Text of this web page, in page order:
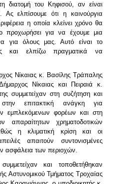
διατομή του Κηφισού, αν είναι
Ας ελπίσουμε ότι η καινούργια
η οποία κλείνει χρόνο θα
προχωρήσει για να έχουμε μια
για όλους μας. Αυτό είναι το
και ελπίζω πραγματικά να
Νίκαιας κ. Βασίλης Τράπαλης
Νίκαιας και Πειραιά κ.
συμμετείχαν στη συζήτηση και
επιτακτική ανάγκη για
εμπλεκόμενων φορέων και στη
απαραίτητων χρηματοδοτικών
η κλιματική κρίση και οι
απαιτούν συντονισμένες
ασφάλεια των περιοχών.
και τοποθετήθηκαν
Αστυνομικού Τμήματος Τροχαίας